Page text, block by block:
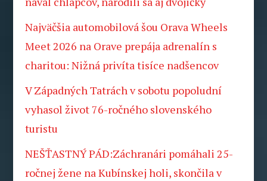
Najväčšia automobilová šou Orava Wheels
Meet 2026 na Orave prepája adrenalín s
charitou: Nižná privíta tisíce nadšencov
V Západných Tatrách v sobotu popoludní
vyhasol život 76-ročného slovenského
turistu
NEŠŤASTNÝ PÁD:Záchranári pomáhali 25-
ročnej žene na Kubínskej holi, skončila v